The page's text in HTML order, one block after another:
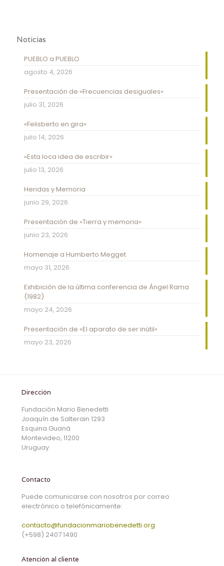
Noticias
PUEBLO a PUEBLO
agosto 4, 2026
Presentación de «Frecuencias desiguales»
julio 31, 2026
«Felisberto en gira»
julio 14, 2026
«Esta loca idea de escribir»
julio 13, 2026
Heridas y Memoria
junio 29, 2026
Presentación de «Tierra y memoria»
junio 23, 2026
Homenaje a Humberto Megget
mayo 31, 2026
Exhibición de la última conferencia de Ángel Rama
(1982)
mayo 24, 2026
Presentación de «El aparato de ser inútil»
mayo 23, 2026
Dirección
Fundación Mario Benedetti
Joaquín de Salterain 1293
Esquina Guaná
Montevideo, 11200
Uruguay
Contacto
Puede comunicarse con nosotros por correo
electrónico o telefónicamente:
contacto@fundacionmariobenedetti.org
(+598) 2407 1490
Atención al cliente